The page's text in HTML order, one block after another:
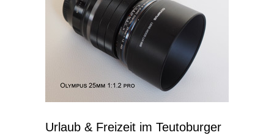
Urlaub & Freizeit im Teutoburger